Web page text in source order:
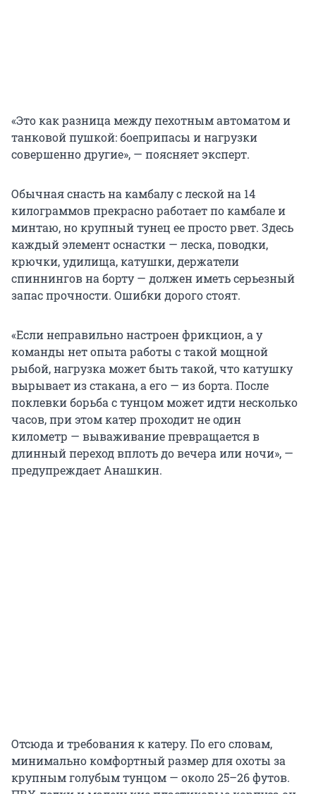
«Это как разница между пехотным автоматом и
танковой пушкой: боеприпасы и нагрузки
совершенно другие», — поясняет эксперт.
Обычная снасть на камбалу с леской на 14
килограммов прекрасно работает по камбале и
минтаю, но крупный тунец ее просто рвет. Здесь
каждый элемент оснастки — леска, поводки,
крючки, удилища, катушки, держатели
спиннингов на борту — должен иметь серьезный
запас прочности. Ошибки дорого стоят.
«Если неправильно настроен фрикцион, а у
команды нет опыта работы с такой мощной
рыбой, нагрузка может быть такой, что катушку
вырывает из стакана, а его — из борта. После
поклевки борьба с тунцом может идти несколько
часов, при этом катер проходит не один
километр — вываживание превращается в
длинный переход вплоть до вечера или ночи», —
предупреждает Анашкин.
Отсюда и требования к катеру. По его словам,
минимально комфортный размер для охоты за
крупным голубым тунцом — около 25–26 футов.